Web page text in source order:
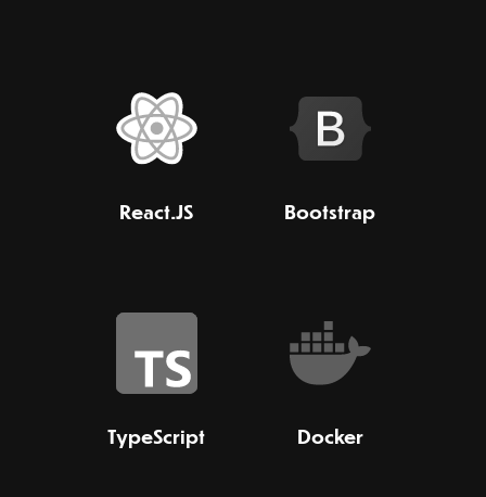
React.JS Bootstrap
TypeScript Docker